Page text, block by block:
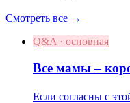
Смотреть все →
Q&A · основная
Все мамы –
Если согласны с